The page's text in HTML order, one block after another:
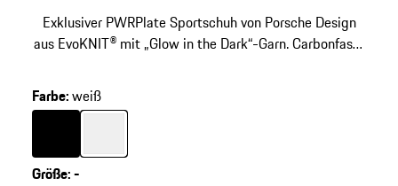
Exklusiver PWRPlate Sportschuh von Porsche Design
aus EvoKNIT® mit „Glow in the Dark“-Garn. Carbonfaser
Farbe:weiß
Farbe
schwarz
Farbe weiß
Größe:-